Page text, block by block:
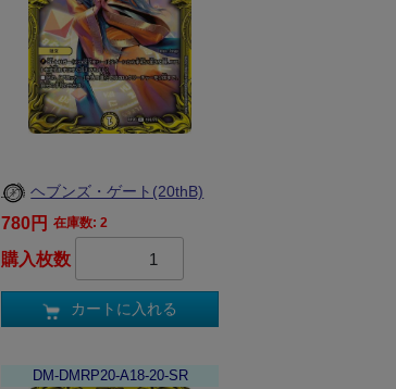
ヘブンズ・ゲート(20thB)
780円 在庫数: 2
購入枚数
カートに入れる
DM-DMRP20-A18-20-SR